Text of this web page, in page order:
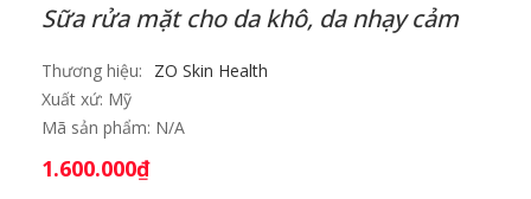
Sữa rửa mặt cho da khô, da nhạy cảm
Thương hiệu:
ZO Skin Health
Xuất xứ: Mỹ
Mã sản phẩm: N/A
1.600.000₫